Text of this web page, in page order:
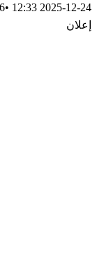
2025-12-24 12:33
•
إعلان